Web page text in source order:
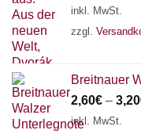
inkl. MwSt.
zzgl.
Breitnauer
2,60€ – 3,20
inkl. MwSt.